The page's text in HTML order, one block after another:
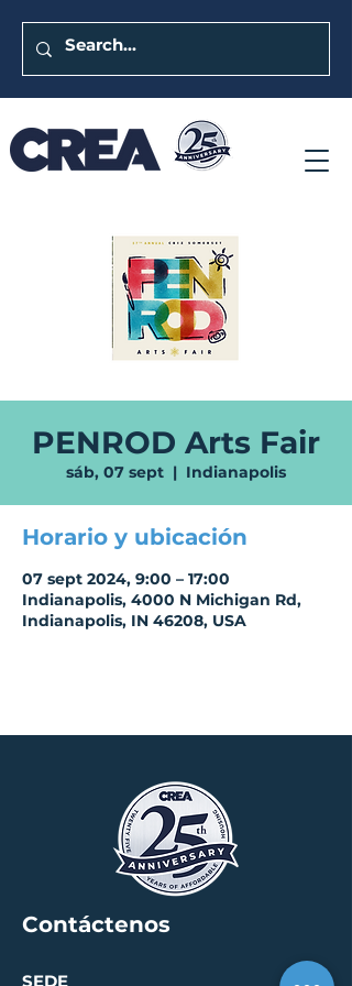
PENROD Arts Fair
sáb, 07 sept
  |
Indianapolis
Horario y ubicación
07 sept 2024, 9:00 – 17:00
Indianapolis, 4000 N Michigan Rd,
Indianapolis, IN 46208, USA
Contáctenos
SEDE